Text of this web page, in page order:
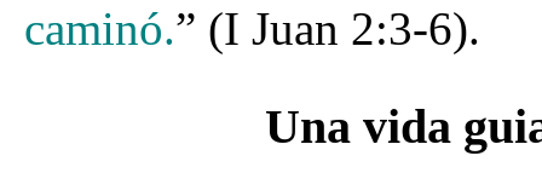
caminó.” (I Juan 2:3-6).
Una vida